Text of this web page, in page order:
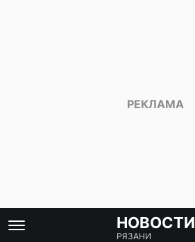
НОВОСТИ
РЯЗАНИ